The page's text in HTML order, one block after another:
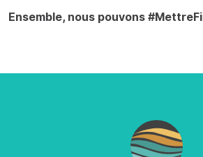
Ensemble, nous pouvons